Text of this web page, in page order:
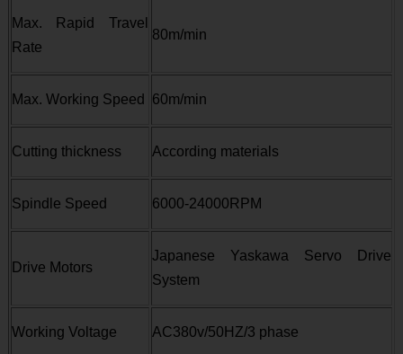
Max. Rapid Travel
Rate
80m/min
Max. Working Speed 60m/min
Cutting thickness According materials
Spindle Speed 6000-24000RPM
Drive Motors
Japanese Yaskawa Servo Drive
System
Working Voltage AC380v/50HZ/3 phase